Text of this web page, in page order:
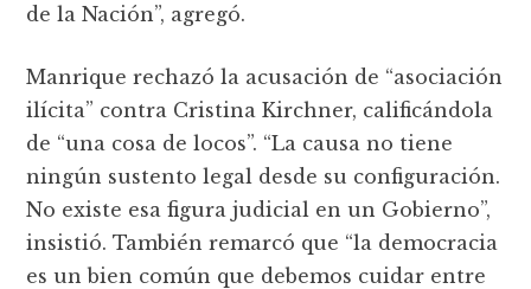
de la Nación”, agregó.
Manrique rechazó la acusación de “asociación
ilícita” contra Cristina Kirchner, calificándola
de “una cosa de locos”. “La causa no tiene
ningún sustento legal desde su configuración.
No existe esa figura judicial en un Gobierno”,
insistió. También remarcó que “la democracia
es un bien común que debemos cuidar entre